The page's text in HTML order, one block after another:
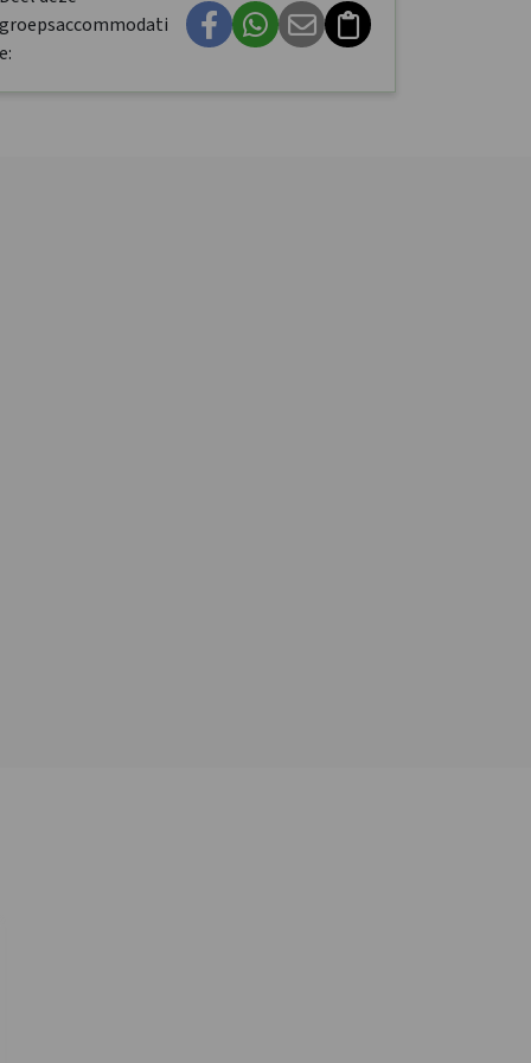
groepsaccommodati
e: